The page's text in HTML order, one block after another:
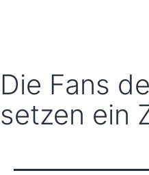
-
Hannover
Die Fans
setzen ein